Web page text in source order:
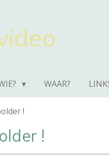
WAAR?
!
!